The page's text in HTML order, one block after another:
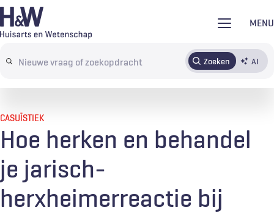
Overslaan
en
de
MENU
Search
terms
Zoeken AI
AbonnerenTijdschrift Inloggen
CASUÏSTIEK
Hoe herken en behandel
je jarisch-
herxheimerreactie bij